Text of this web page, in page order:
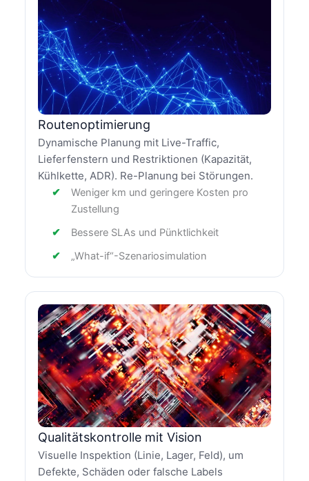
Routenoptimierung
Dynamische Planung mit Live-Traffic,
Lieferfenstern und Restriktionen (Kapazität,
Kühlkette, ADR). Re-Planung bei Störungen.
Weniger km und geringere Kosten pro
Zustellung
Bessere SLAs und Pünktlichkeit
„What-if“-Szenariosimulation
Qualitätskontrolle mit Vision
Visuelle Inspektion (Linie, Lager, Feld), um
Defekte, Schäden oder falsche Labels